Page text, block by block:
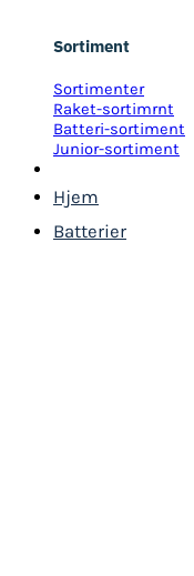
Sortiment
Sortimenter
Raket-sortimrnt
Batteri-sortiment
Junior-sortiment
Hjem
Batterier